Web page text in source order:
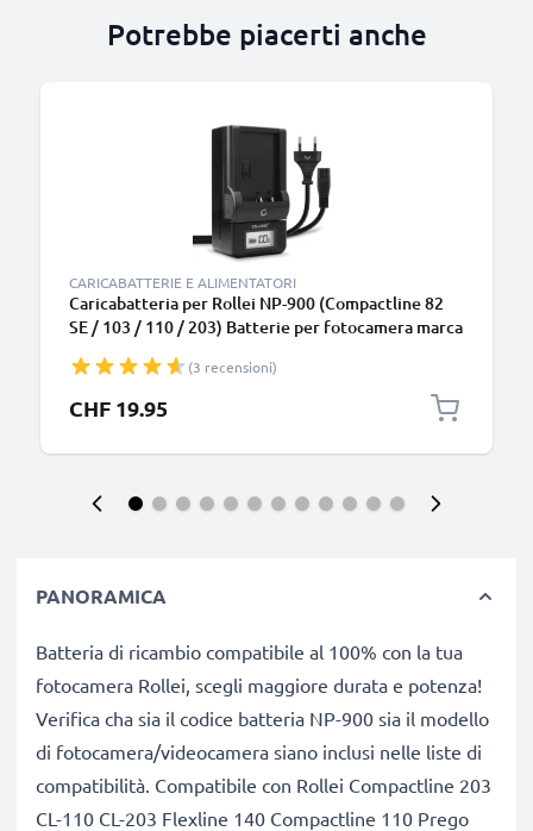
Potrebbe piacerti anche
CARICABATTERIE E ALIMENTATORI
Caricabatteria per Rollei NP-900 (Compactline 82
SE / 103 / 110 / 203) Batterie per fotocamera marca
(3 recensioni)
CHF 19.95
PANORAMICA
Batteria di ricambio compatibile al 100% con la tua
fotocamera Rollei, scegli maggiore durata e potenza!
Verifica cha sia il codice batteria NP-900 sia il modello
di fotocamera/videocamera siano inclusi nelle liste di
compatibilità. Compatibile con Rollei Compactline 203
CL-110 CL-203 Flexline 140 Compactline 110 Prego